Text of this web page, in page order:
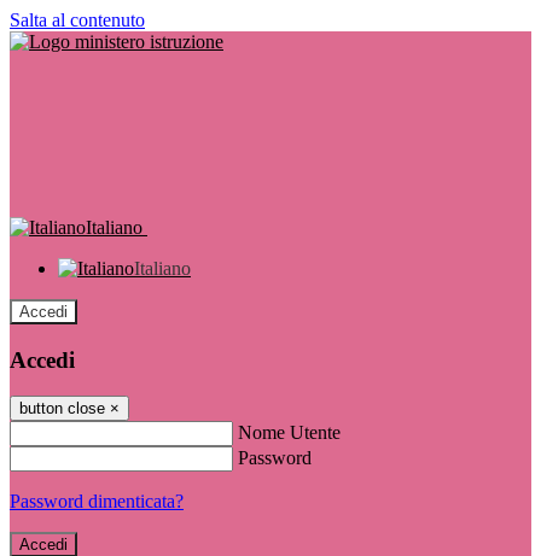
Salta al contenuto
Italiano
Italiano
Accedi
Accedi
button close ×
Nome Utente
Password
Password dimenticata?